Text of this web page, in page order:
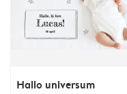
Hallo universum